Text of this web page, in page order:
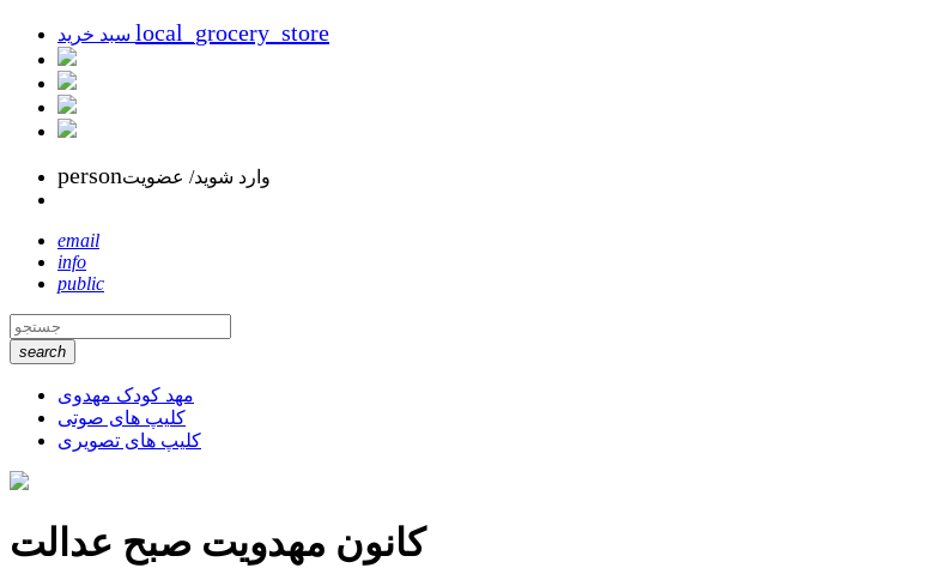
local_grocery_store
personوارد شوید/ عضویت
email
info
public
search
مهد کودک مهدوی
کلیپ های صوتی
کلیپ های تصویری
کانون مهدویت صبح عدالت